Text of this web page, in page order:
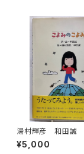
湯村輝彦 和田誠
よみ 詞・局 和田
年 初版 帯 すば
¥5,000